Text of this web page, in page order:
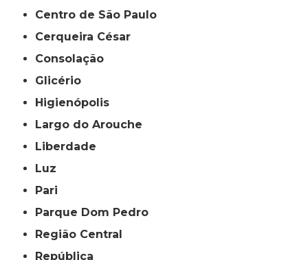
Centro de São Paulo
Cerqueira César
Consolação
Glicério
Higienópolis
Largo do Arouche
Liberdade
Luz
Pari
Parque Dom Pedro
Região Central
República